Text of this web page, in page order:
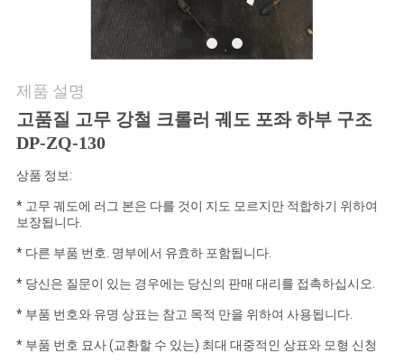
를
요
청
하
다
NEWS
제품 설명
고품질 고무 강철 크롤러 궤도 포좌 하부 구조
DP-ZQ-130
상품 정보:
* 고무 궤도에 러그 본은 다를 것이 지도 모르지만 적합하기 위하여
보장됩니다.
* 다른 부품 번호. 명부에서 유효하 포함됩니다.
* 당신은 질문이 있는 경우에는 당신의 판매 대리를 접촉하십시오.
* 부품 번호와 유명 상표는 참고 목적 만을 위하여 사용됩니다.
* 부품 번호 묘사 (교환할 수 있는) 최대 대중적인 상표와 모형 신청